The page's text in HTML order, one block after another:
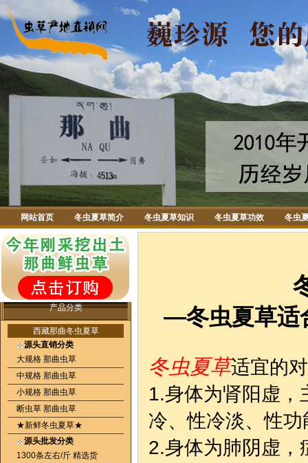
网站首页 冬虫夏草简介 冬虫夏草知识 冬虫夏草功效 冬虫
产品分类
西藏那曲冬虫夏草
源头直销分类
大规格 那曲虫草
中规格 那曲虫草
小规格 那曲虫草
断虫草 那曲虫草
★新鲜冬虫夏草★
源头批发分类
1300条左右/斤 精选货
—冬虫夏草适
冬虫夏草适宜的
1.身体为肾阳虚，
冷、性冷淡、性
2.身体为肺阴虚，